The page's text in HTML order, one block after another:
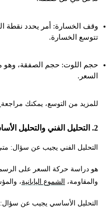
وقف الخسارة: أمر يحدد نقطة
تتوسع الخسارة.
حجم اللوت: حجم الصفقة، وهو
السعر.
للمزيد من التوسع، يمكنك مراجعة
2. التحليل الفني والتحليل الأساسي
التحليل الفني يجيب عن سؤال:
هو دراسة حركة السعر على الرسم
والمقاومة، الشموع اليابانية،
التحليل الأساسي يجيب عن سؤال: